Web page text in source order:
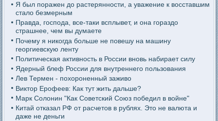
Я был поражен до растерянности, а уважение к восставшим
стало безмерным
Правда, господа, все-таки всплывет, и она гораздо
страшнее, чем вы думаете
Почему я никогда больше не повешу на машину
георгиевскую ленту
Политическая активность в России вновь набирает силу
Ядерный блеф России для внутреннего пользования
Лев Термен - похороненный заживо
Виктор Ерофеев: Как тут жить дальше?
Марк Солонин "Как Советский Союз победил в войне"
Китай отказал РФ от расчетов в рублях. Это не валюта и
даже не деньги